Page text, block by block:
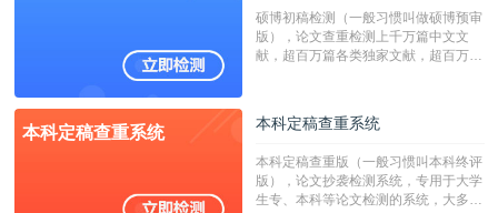
硕博初稿检测（一般习惯叫做硕博预审
版），论文查重检测上千万篇中文文
献，超百万篇各类独家文献，超百万港
校用来检测硕博论文的系统，检测范围
广，数据来源真实，检测算法合理!本
字符数30万）
本科定稿查重系统 本科定稿查重系统
本科定稿查重版（一般习惯叫本科终评
版），论文抄袭检测系统，专用于大学
生专、本科等论文检测的系统，大多数